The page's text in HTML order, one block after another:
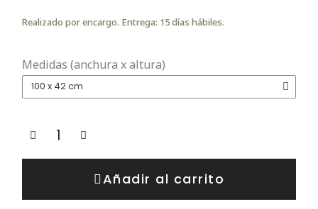
Realizado por encargo. Entrega: 15 días hábiles.
Medidas (anchura x altura)
Añadir al carrito